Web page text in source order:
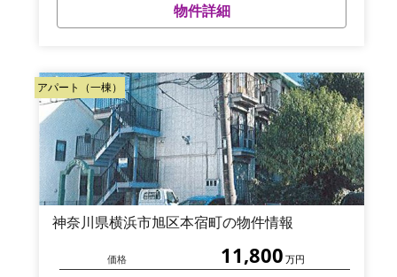
物件詳細
アパート（一棟）
神奈川県横浜市旭区本宿町の物件情報
価格 11,800 万円